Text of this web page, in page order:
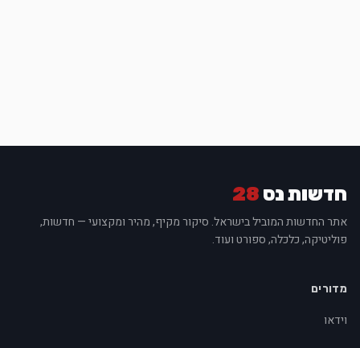
חדשות נס 28
אתר החדשות המוביל בישראל. סיקור מקיף, מהיר ומקצועי — חדשות,
פוליטיקה, כלכלה, ספורט ועוד.
מדורים
וידאו